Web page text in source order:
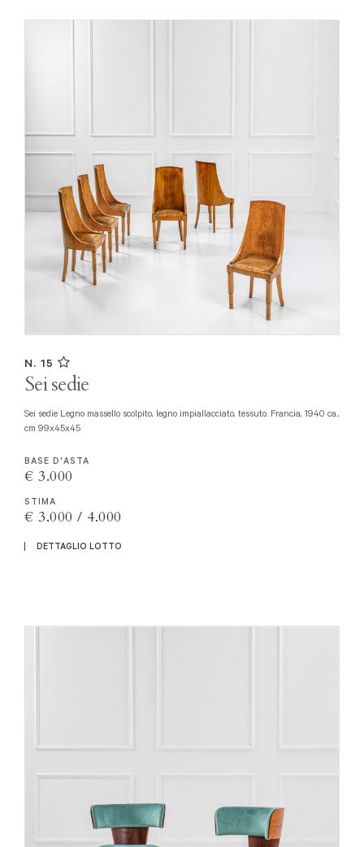
N. 15
Sei sedie
Sei sedie Legno massello scolpito, legno impiallacciato, tessuto. Francia, 1940 ca.,
cm 99x45x45
BASE D'ASTA
€ 3.000
STIMA
€ 3.000 / 4.000
DETTAGLIO LOTTO